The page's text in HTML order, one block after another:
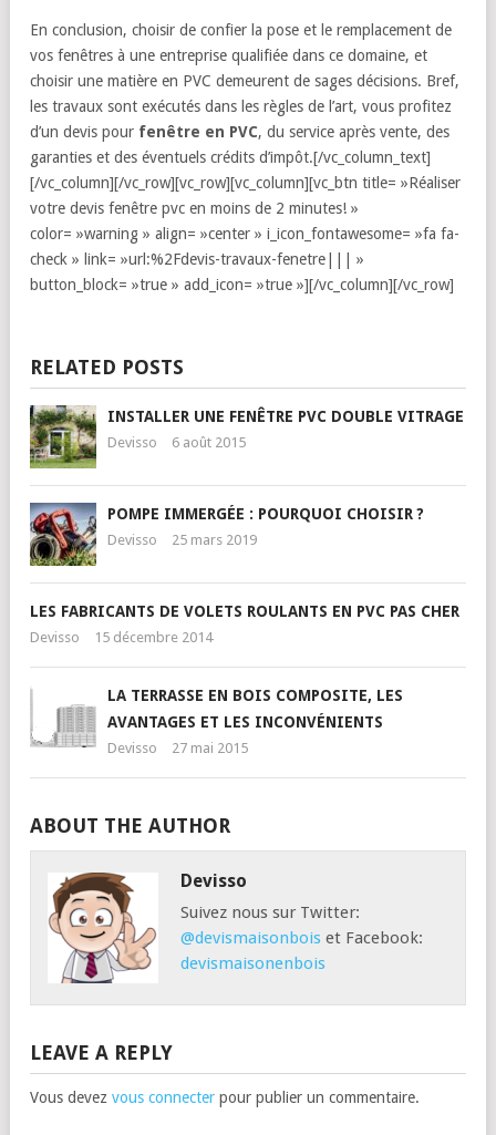
En conclusion, choisir de confier la pose et le remplacement de
vos fenêtres à une entreprise qualifiée dans ce domaine, et
choisir une matière en PVC demeurent de sages décisions. Bref,
les travaux sont exécutés dans les règles de l’art, vous profitez
d’un devis pour fenêtre en PVC, du service après vente, des
garanties et des éventuels crédits d’impôt.[/vc_column_text]
[/vc_column][/vc_row][vc_row][vc_column][vc_btn title= »Réaliser
votre devis fenêtre pvc en moins de 2 minutes! »
color= »warning » align= »center » i_icon_fontawesome= »fa fa-
check » link= »url:%2Fdevis-travaux-fenetre||| »
button_block= »true » add_icon= »true »][/vc_column][/vc_row]
RELATED POSTS
INSTALLER UNE FENÊTRE PVC DOUBLE VITRAGE
Devisso 6 août 2015
POMPE IMMERGÉE : POURQUOI CHOISIR ?
Devisso 25 mars 2019
LES FABRICANTS DE VOLETS ROULANTS EN PVC PAS CHER
Devisso 15 décembre 2014
LA TERRASSE EN BOIS COMPOSITE, LES
AVANTAGES ET LES INCONVÉNIENTS
Devisso 27 mai 2015
ABOUT THE AUTHOR
Devisso
Suivez nous sur Twitter:
@devismaisonbois et Facebook:
devismaisonenbois
LEAVE A REPLY
Vous devez vous connecter pour publier un commentaire.